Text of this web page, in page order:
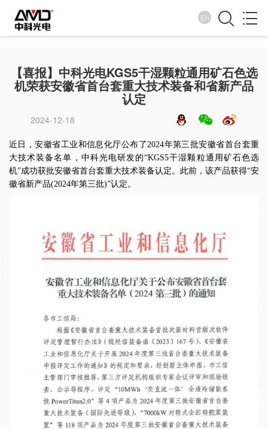
En
企业新闻
诚纳百川 信取天下
【喜报】中科光电KGS5干湿颗粒通用矿石色选
机荣获安徽省首台套重大技术装备和省新产品
认定
2024-12-18
近日，安徽省工业和信息化厅公布了2024年第三批安徽省首台套重
大技术装备名单，中科光电研发的“KGS5干湿颗粒通用矿石色选
机”成功获批安徽省首台套重大技术装备认定。此前，该产品获得“安
徽省新产品(2024年第三批)”认定。